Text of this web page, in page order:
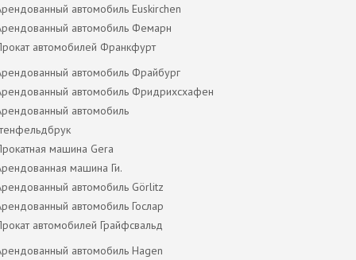
автомобиль Euskirchen
автомобиль Фемарн
автомобилей Франкфурт
автомобиль Фрайбург
автомобиль Фридрихсхафен
автомобиль
машина Gera
машина Ги.
автомобиль Görlitz
автомобиль Гослар
автомобилей Грайфсвальд
автомобиль Hagen